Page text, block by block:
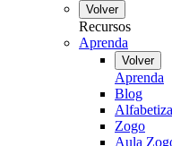
Volver
Recursos
Aprenda
Volver
Aprenda
Blog
Zogo
Aula